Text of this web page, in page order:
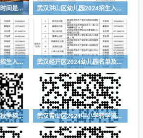
湖北2024高考成绩公布时间是什么时候 武汉洪山区幼儿园2024招生入园服务电话一览表
武汉2024经开区幼儿园招生入园指南 武汉经开区2024幼儿园名单及联系方式一览表
武汉蒲潭幼儿园2024年秋季招生公告（附报名时间+报名入口） 武汉青山区2024中小学转学流程（登记入口+时间+材料）